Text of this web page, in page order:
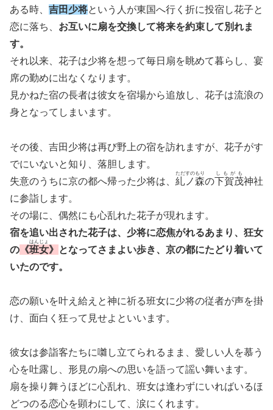
ある時、 吉田少将という人が東国へ行く折に投宿し花子と
恋に落ち、 お互いに扇を交換して将来を約束して別れま
す。
それ以来、花子は少将を想って毎日扇を眺めて暮らし、宴
席の勤めに出なくなります。
見かねた宿の長者は彼女を宿場から追放し、花子は流浪の
身となってしまいます。
その後、吉田少将は再び野上の宿を訪れますが、花子がす
でにいないと知り、落胆します。
失意のうちに京の都へ帰った少将は、 糺ノ森
ただすのもり
の下賀茂
しもがも
神社
に参詣します。
その場に、偶然にも心乱れた花子が現れます。
宿を追い出された花子は、少将に恋焦がれるあまり、狂女
の 《班女
はんじょ
》 となってさまよい歩き、京の都にたどり着いて
いたのです。
恋の願いを叶え給えと神に祈る班女に少将の従者が声を掛
け、面白く狂って見せよといいます。
彼女は参詣客たちに囃し立てられるまま、愛しい人を慕う
心を吐露し、形見の扇への思いを語って謡い舞います。
扇を操り舞うほどに心乱れ、班女は逢わずにいればいるほ
どつのる恋心を顕わにして、涙にくれます。